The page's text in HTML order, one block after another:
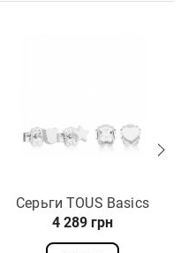
Серьги TOUS Basics
611143500
4 289 грн